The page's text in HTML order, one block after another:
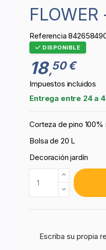
Referencia
DISPONIBLE
18,50 €
Impuestos incluidos
Entrega entre 24 a
Corteza de pino 100%
Bolsa de 20 L
Decoración jardín
Escriba su propia